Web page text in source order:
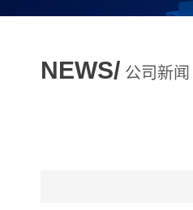
NEWS/ 公司新闻